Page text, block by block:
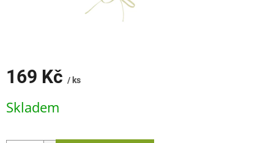
169 Kč / ks
cena:
Skladem